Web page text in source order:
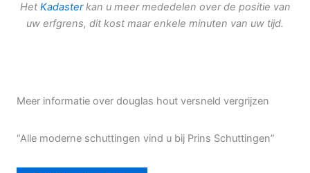
Het Kadasterkan u meer mededelen over de positie van
uw erfgrens, dit kost maar enkele minuten van uw tijd.
Meer informatie over douglas hout versneld vergrijzen
“Alle moderne schuttingen vind u bij Prins Schuttingen”